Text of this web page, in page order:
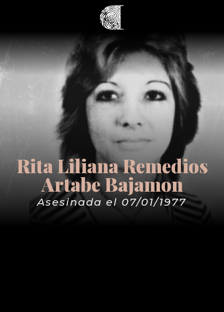
Rita Liliana Remedios
Artabe Bajamon
Asesinada el 07/01/1977